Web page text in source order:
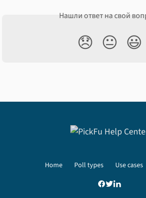
Нашли ответ на свой
😞 😐 😃
Home Poll types Use cases